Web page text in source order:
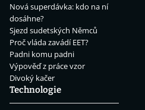
Nová superdávka: kdo na ní
dosáhne?
Sjezd sudetských Němců
Proč vláda zavádí EET?
Padni komu padni
Výpověď z práce vzor
Divoký kačer
Technologie